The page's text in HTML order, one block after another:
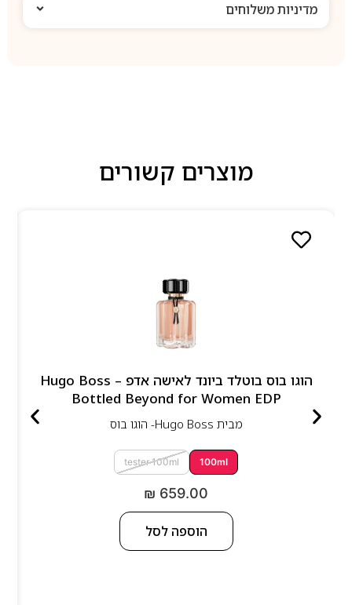
מדיניות משלוחים
מוצרים קשורים
הוגו בוס בוטלד ביונד לאישה אדפ – Hugo Boss
Bottled Beyond for Women EDP
מבית Hugo Boss- הוגו בוס
100ml
tester 100ml
₪ 659.00
הוספה לסל